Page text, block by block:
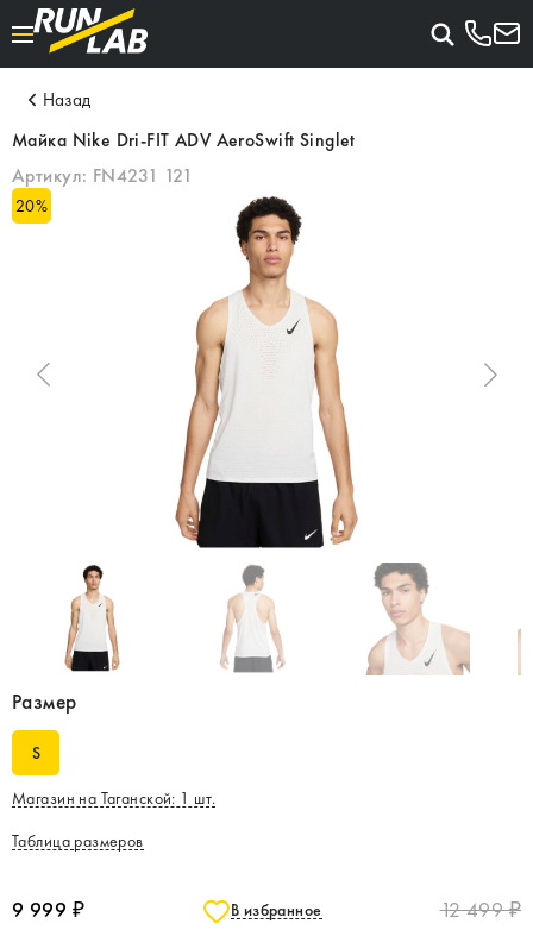
Назад
Майка Nike Dri-FIT ADV AeroSwift Singlet
Артикул: FN4231 121
20%
Размер
S
Магазин на Таганской: 1 шт.
Таблица размеров
9 999 ₽ В избранное 12 499 ₽